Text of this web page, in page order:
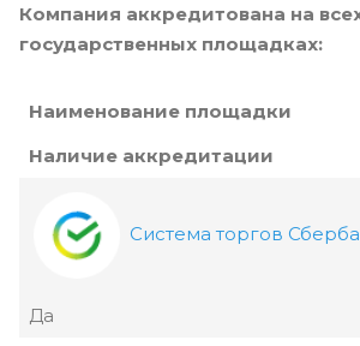
Компания аккредитована на
государственных площадках:
Наименование площадки
Наличие аккредитации
Система торгов
Да